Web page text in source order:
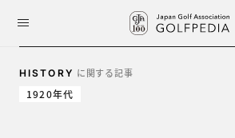
HISTORY に関する記事
1920年代